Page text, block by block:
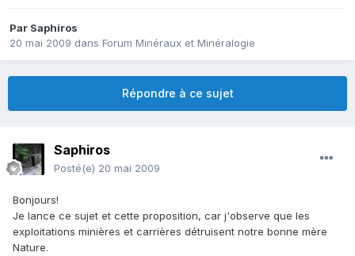
Par Saphiros
20 mai 2009 dans Forum Minéraux et Minéralogie
Répondre à ce sujet
Saphiros
Posté(e) 20 mai 2009
Bonjours!
Je lance ce sujet et cette proposition, car j'observe que les
exploitations minières et carrières détruisent notre bonne mère
Nature.